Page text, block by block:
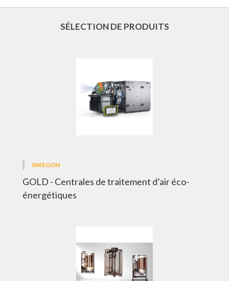
SÉLECTION DE PRODUITS
SWEGON
GOLD - Centrales de traitement d’air éco-
énergétiques